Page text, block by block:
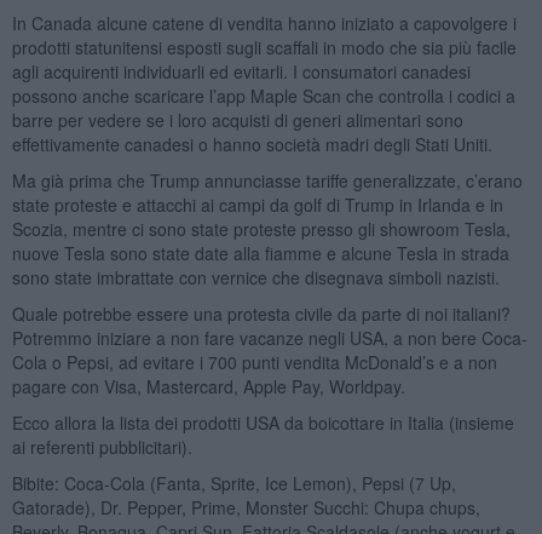
In Canada alcune catene di vendita hanno iniziato a capovolgere i
prodotti statunitensi esposti sugli scaffali in modo che sia più facile
agli acquirenti individuarli ed evitarli. I consumatori canadesi
possono anche scaricare l’app Maple Scan che controlla i codici a
barre per vedere se i loro acquisti di generi alimentari sono
effettivamente canadesi o hanno società madri degli Stati Uniti.
Ma già prima che Trump annunciasse tariffe generalizzate, c’erano
state proteste e attacchi ai campi da golf di Trump in Irlanda e in
Scozia, mentre ci sono state proteste presso gli showroom Tesla,
nuove Tesla sono state date alla fiamme e alcune Tesla in strada
sono state imbrattate con vernice che disegnava simboli nazisti.
Quale potrebbe essere una protesta civile da parte di noi italiani?
Potremmo iniziare a non fare vacanze negli USA, a non bere Coca-
Cola o Pepsi, ad evitare i 700 punti vendita McDonald’s e a non
pagare con Visa, Mastercard, Apple Pay, Worldpay.
Ecco allora la lista dei prodotti USA da boicottare in Italia (insieme
ai referenti pubblicitari).
Bibite: Coca-Cola (Fanta, Sprite, Ice Lemon), Pepsi (7 Up,
Gatorade), Dr. Pepper, Prime, Monster Succhi: Chupa chups,